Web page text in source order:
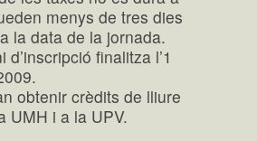
menys de tres dies
la data de la jornada.
d’inscripció finalitza l’1
obtenir crèdits de lliure
UMH i a la UPV.